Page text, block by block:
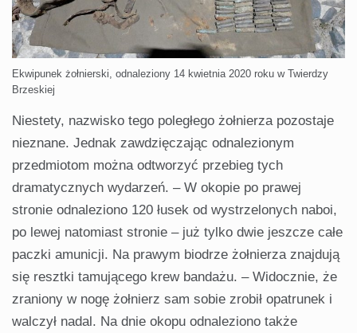
Ekwipunek żołnierski, odnaleziony 14 kwietnia 2020 roku w Twierdzy
Brzeskiej
Niestety, nazwisko tego poległego żołnierza pozostaje
nieznane. Jednak zawdzięczając odnalezionym
przedmiotom można odtworzyć przebieg tych
dramatycznych wydarzeń. – W okopie po prawej
stronie odnaleziono 120 łusek od wystrzelonych naboi,
po lewej natomiast stronie – już tylko dwie jeszcze całe
paczki amunicji. Na prawym biodrze żołnierza znajdują
się resztki tamującego krew bandażu. – Widocznie, że
zraniony w nogę żołnierz sam sobie zrobił opatrunek i
walczył nadal. Na dnie okopu odnaleziono także